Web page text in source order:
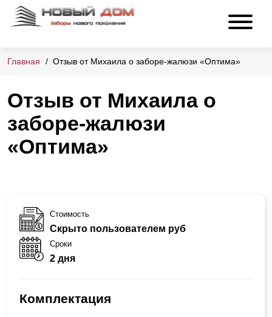
Главная Отзыв от Михаила о заборе-жалюзи «Оптима»
Отзыв от Михаила о
заборе-жалюзи
«Оптима»
Стоимость
Скрыто пользователем руб
Сроки
2 дня
Комплектация